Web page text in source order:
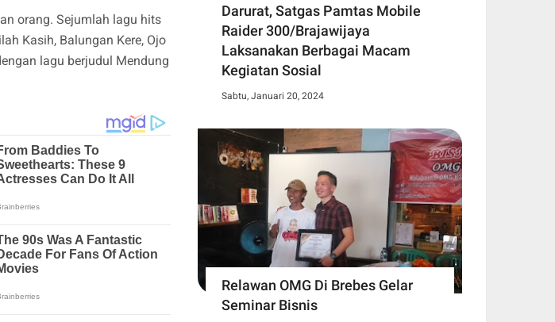
orang. Sejumlah lagu hits
Kasih, Balungan Kere, Ojo
lagu berjudul Mendung
Darurat, Satgas Pamtas Mobile
Raider 300/Brajawijaya
Laksanakan Berbagai Macam
Kegiatan Sosial
Sabtu, Januari 20, 2024
Relawan OMG Di Brebes Gelar
Seminar Bisnis